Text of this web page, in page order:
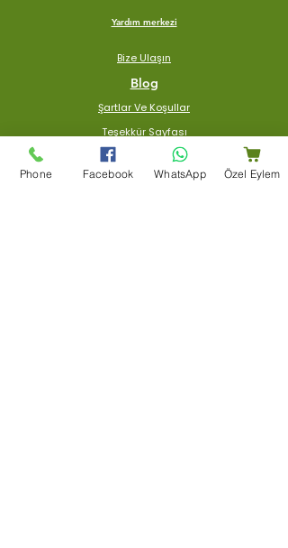
Yardım merkezi
Bize Ulaşın
Blog
Şartlar Ve Koşullar
Teşekkür Sayfası
Mağaza Adresi
Phone Facebook WhatsApp Özel Eylem